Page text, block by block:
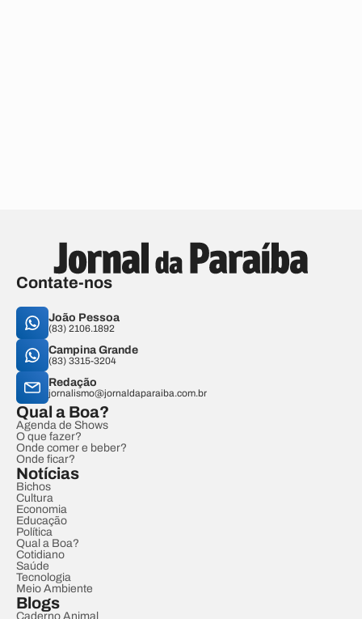
Contate-nos
João Pessoa
(83) 2106.1892
Campina Grande
(83) 3315-3204
Redação
jornalismo@jornaldaparaiba.com.br
Qual a Boa?
Agenda de Shows
O que fazer?
Onde comer e beber?
Onde ficar?
Notícias
Bichos
Cultura
Economia
Educação
Política
Qual a Boa?
Cotidiano
Saúde
Tecnologia
Meio Ambiente
Blogs
Caderno Animal